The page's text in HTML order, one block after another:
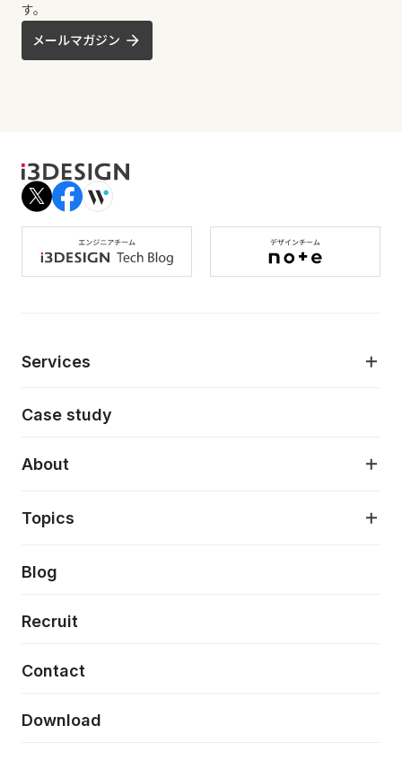
す。
メールマガジン
Services
AI駆動開発支援
モダナイゼーション
特徴量エンジニアリングと生成AI
デザインシステム構築支援
フロントエンド開発
Case study
About
About
当社が目指しているもの
Topics
Press release
News
Event/Seminer
Blog
Recruit
Contact
Download